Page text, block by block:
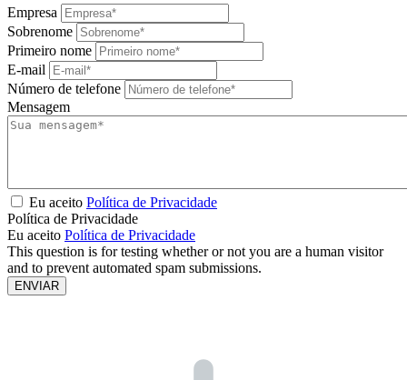
Empresa
Sobrenome
Primeiro nome
E-mail
Número de telefone
Mensagem
Eu aceito Política de Privacidade
Política de Privacidade
Eu aceito Política de Privacidade
This question is for testing whether or not you are a human visitor
and to prevent automated spam submissions.